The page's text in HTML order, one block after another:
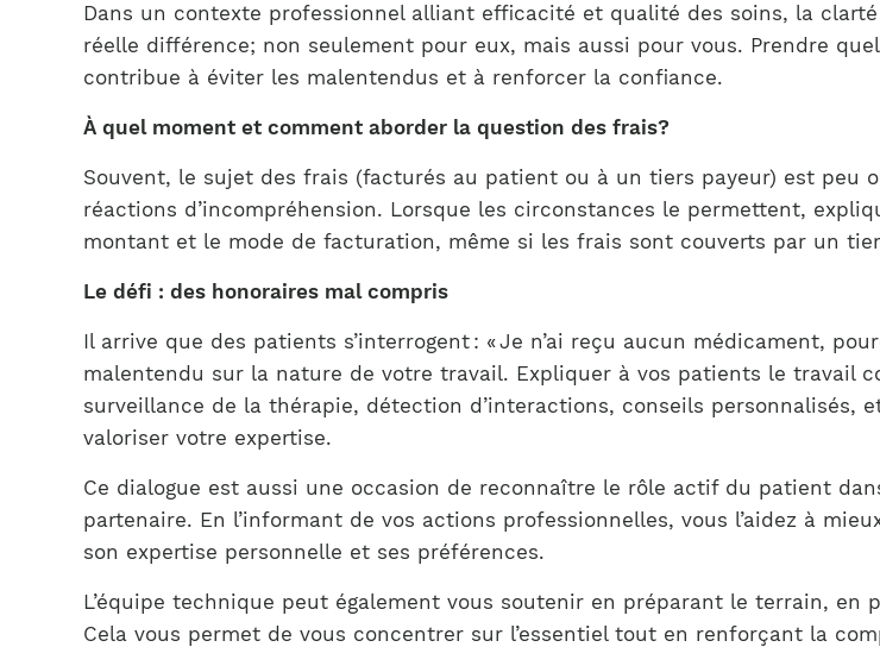
France)
Notre équipe
Dans un contexte professionnel alliant efficacité et qualité des soins, la
réelle différence; non seulement pour eux, mais aussi pour vous. Prendre
contribue à éviter les malentendus et à renforcer la confiance.
À quel moment et comment aborder la question des frais?
Souvent, le sujet des frais (facturés au patient ou à un tiers payeur) est peu
réactions d’incompréhension. Lorsque les circonstances le permettent,
montant et le mode de facturation, même si les frais sont couverts par un
Le défi : des honoraires mal compris
Il arrive que des patients s’interrogent : « Je n’ai reçu aucun médicament,
malentendu sur la nature de votre travail. Expliquer à vos patients le travail
surveillance de la thérapie, détection d’interactions, conseils personnalisés,
valoriser votre expertise.
Ce dialogue est aussi une occasion de reconnaître le rôle actif du patient
partenaire. En l’informant de vos actions professionnelles, vous l’aidez à
son expertise personnelle et ses préférences.
L’équipe technique peut également vous soutenir en préparant le terrain,
Cela vous permet de vous concentrer sur l’essentiel tout en renforçant la